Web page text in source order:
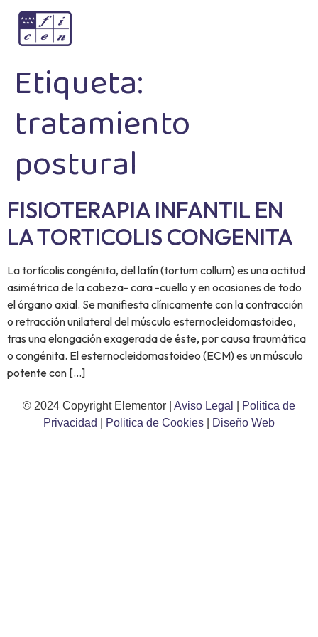
Etiqueta:
tratamiento
postural
FISIOTERAPIA INFANTIL EN
LA TORTICOLIS CONGENITA
La tortícolis congénita, del latín (tortum collum) es una actitud
asimétrica de la cabeza- cara -cuello y en ocasiones de todo
el órgano axial. Se manifiesta clínicamente con la contracción
o retracción unilateral del músculo esternocleidomastoideo,
tras una elongación exagerada de éste, por causa traumática
o congénita. El esternocleidomastoideo (ECM) es un músculo
potente con […]
© 2024 Copyright Elementor | Aviso Legal
Politica de
Privacidad
Politica de Cookies Diseño Web